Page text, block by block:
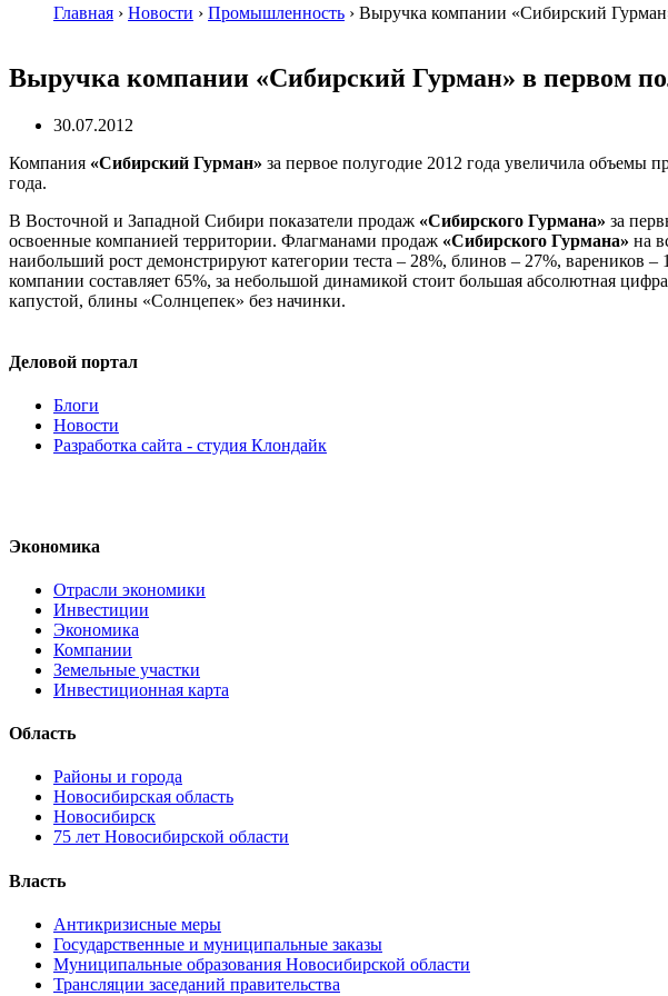
Главная › Новости › Промышленность › Выручка компании «Сибирский
Выручка компании «Сибирский Гурман» в первом
30.07.2012
Компания «Сибирский Гурман» за первое полугодие 2012 года увеличила объемы
года.
В Восточной и Западной Сибири показатели продаж «Сибирского Гурмана» за
освоенные компанией территории. Флагманами продаж «Сибирского Гурмана» на
наибольший рост демонстрируют категории теста – 28%, блинов – 27%, вареников
компании составляет 65%, за небольшой динамикой стоит большая абсолютная
капустой, блины «Солнцепек» без начинки.
Деловой портал
Блоги
Новости
Разработка сайта - студия Клондайк
Экономика
Отрасли экономики
Инвестиции
Экономика
Компании
Земельные участки
Инвестиционная карта
Область
Районы и города
Новосибирская область
Новосибирск
75 лет Новосибирской области
Власть
Антикризисные меры
Государственные и муниципальные заказы
Муниципальные образования Новосибирской области
Трансляции заседаний правительства